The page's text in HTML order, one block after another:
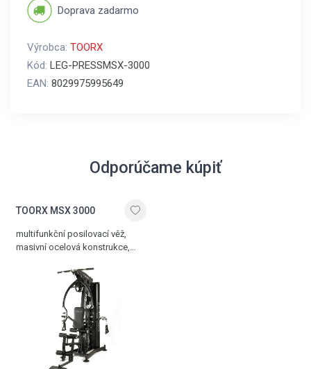
Doprava zadarmo
Výrobca: TOORX
Kód: LEG-PRESSMSX-3000
EAN: 8029975995649
Odporúčame kúpiť
TOORX MSX 3000
multifunkční posilovací věž,
masivní ocelová konstrukce,
stanovišť, polohovatelný sedák
i zádová opěrka, jednoduché
nastavení zátěže, centrální kryté
závaží 90 kg, nosnost 150 kg